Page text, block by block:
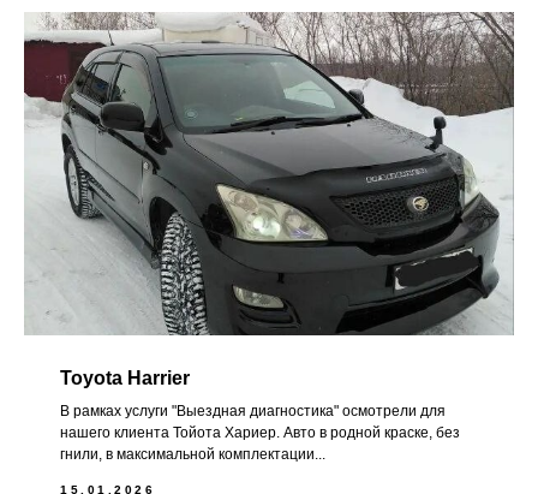
Toyota Harrier
В рамках услуги "Выездная диагностика" осмотрели для
нашего клиента Тойота Хариер. Авто в родной краске, без
гнили, в максимальной комплектации...
15.01.2026